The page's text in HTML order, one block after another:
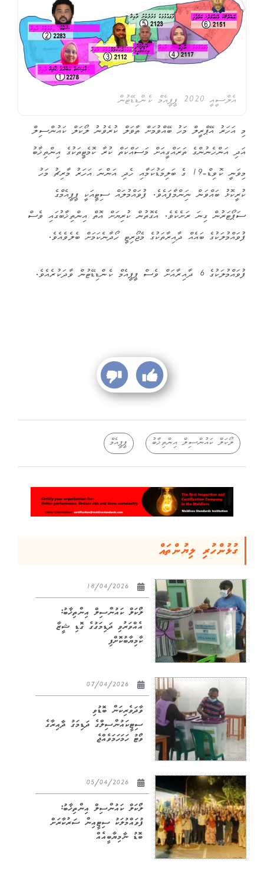
އެލްސީއީ 2020 ޕީޕީއެމް ކެންޑިޑޭޓުން
މި އަހަރު އޭޕްރީލް މަހު ބޭއްވުމަށް ތާވަލް ކުރެވުނު ލޯކަލް ކައުންސިލް
އަދި އަންހެނުންގެ ތަރައްގީއަށް މަސައްކަތް ކުރާ ކޮމެޓީތަކުގެ އިންތިޚާބު
މިވަނީ ކޮވިޑް-19 ގެ ބަލިމަޑުކަމާއި ހެދި އަންނަ އަހަރު މާރިޗު މަހު
ކުރީކޮޅު ބައްވަން ނަިންމާފައެވެ. ފުވައްމުލައް ސިޓީއަކީ ޕީޕީއެމްގެ
ސަޕޯޓަރުން ގިނަ ރަށެކެވެ. އެގޮތުން ކުރިޔަށް އޮތް އިންތިޚާބުގައި ވެސް
ފުވައްމުލަކުގެ ބައެއް ދާއިރާތަކުގެ މެޖޯރިޓީ ހޯދާނެކަމަށް ބެލެވެއެވެ.
ފުވައްމުލަކުގެ 6 ދާއިރާއަށް ވެސް ޕީޕީއެމް ކެންޑިޑޭޓުން ވާދަކުރެއެވެ.
ލޯކަލް ކައުންސިލް އިންތިޚާބު ޕީޕީއެމް
ގުޅުންހުރި ލިޔުންތައް
ލޯކަލް ކައުންސިލް އިންތިޚާބު:
އެއްވަރުވި ދަޑިމަގުގެ ގޮޑި ޝީޒާ
ކާމިޔާބުކޮށްފި
ވާދަވެރިކަން ބޮޑުވި
ސިޓީކައުންސިލްގެ ދަޑިމަގު ދާއިރާގެ
ވޯޓު ހަމަހަމަވެއްޖެ
ލޯކަލް ކައުންސިލް އިންތިޚާބު:
ފުވައްމުލަކު ސިޓީއިން ސަރުކާރަށް
ބޮޑު ނާމިޔާބީއެއް